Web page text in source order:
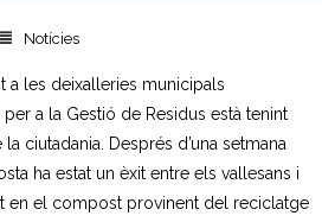
Notícies
a les deixalleries municipals
a la Gestió de Residus està tenint
ciutadania. Després d’una setmana
ha estat un èxit entre els vallesans i
en el compost provinent del reciclatge